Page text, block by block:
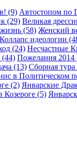
(9) Автостопом по
(29) Великая
(58) Женский
Коллапс идеологии
(24) Несчастные
(44) Пожелания 2014
(13) Сборная тура
в Политическом
(2) Январские
Козероге (5)